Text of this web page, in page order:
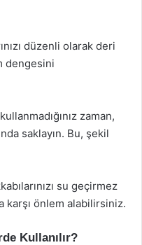
düzenli olarak deri
dengesini
zaman,
saklayın. Bu, şekil
su geçirmez
karşı önlem alabilirsiniz.
Kullanılır?